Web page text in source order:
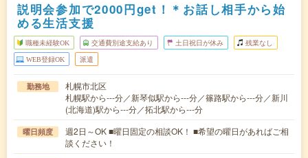
説明会参加で2000円get！＊お話し相手から始
める生活支援
職種未経験OK 交通費別途支給あり 土日祝日が休み 残業なし
WEB登録OK 派遣
勤務地
札幌市北区
札幌駅から---分／新琴似駅から---分／篠路駅から---分／新川
(北海道)駅から---分／拓北駅から---分
曜日頻度
週2日～OK ■曜日固定の相談OK！ ■希望の曜日があればご相
談ください！